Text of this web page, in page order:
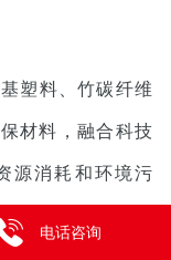
塑料、竹碳纤维
材料，融合科技
源消耗和环境污
中科数控等智能
电话咨询